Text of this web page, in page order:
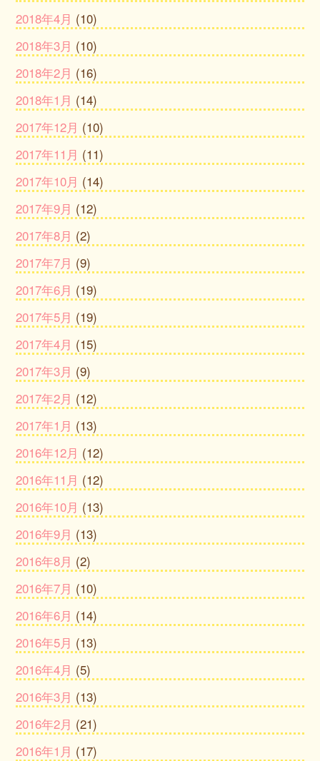
2018年4月 (10)
2018年3月 (10)
2018年2月 (16)
2018年1月 (14)
2017年12月 (10)
2017年11月 (11)
2017年10月 (14)
2017年9月 (12)
2017年8月 (2)
2017年7月 (9)
2017年6月 (19)
2017年5月 (19)
2017年4月 (15)
2017年3月 (9)
2017年2月 (12)
2017年1月 (13)
2016年12月 (12)
2016年11月 (12)
2016年10月 (13)
2016年9月 (13)
2016年8月 (2)
2016年7月 (10)
2016年6月 (14)
2016年5月 (13)
2016年4月 (5)
2016年3月 (13)
2016年2月 (21)
2016年1月 (17)